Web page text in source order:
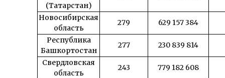
(Татарстан)
Новосибирская
область
279
629 157 384
Республика
Башкортостан
277
230 839 814
Свердловская
область
243
779 182 608